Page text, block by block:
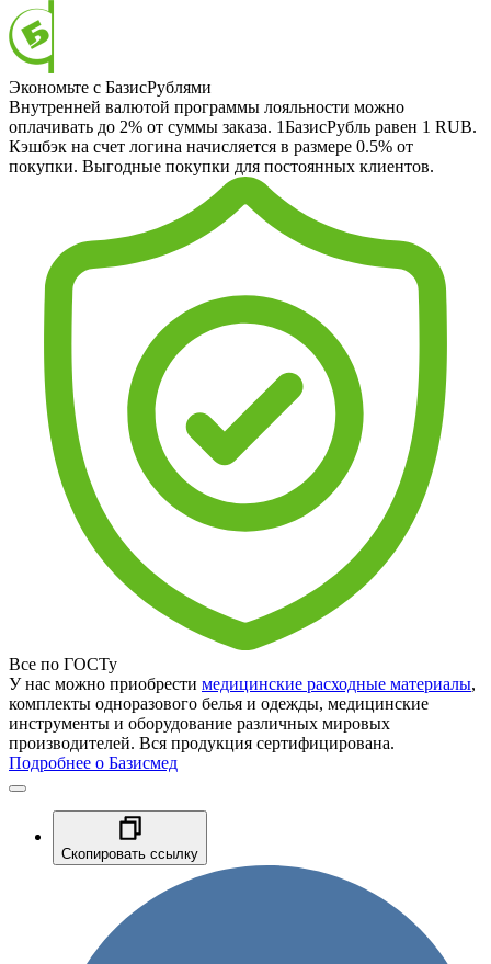
Экономьте с БазисРублями
Внутренней валютой программы лояльности можно
оплачивать до 2% от суммы заказа. 1БазисРубль равен 1 RUB.
Кэшбэк на счет логина начисляется в размере 0.5% от
покупки. Выгодные покупки для постоянных клиентов.
Все по ГОСТу
У нас можно приобрести медицинские расходные материалы,
комплекты одноразового белья и одежды, медицинские
инструменты и оборудование различных мировых
производителей. Вся продукция сертифицирована.
Подробнее о Базисмед
Скопировать ссылку